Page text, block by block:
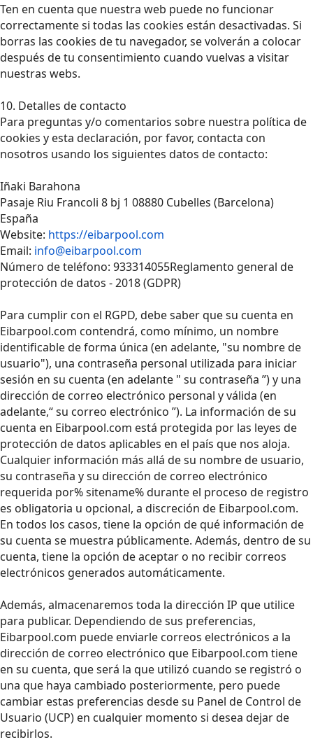
Ten en cuenta que nuestra web puede no funcionar
correctamente si todas las cookies están desactivadas. Si
borras las cookies de tu navegador, se volverán a colocar
después de tu consentimiento cuando vuelvas a visitar
nuestras webs.
10. Detalles de contacto
Para preguntas y/o comentarios sobre nuestra política de
cookies y esta declaración, por favor, contacta con
nosotros usando los siguientes datos de contacto:
Iñaki Barahona
Pasaje Riu Francoli 8 bj 1 08880 Cubelles (Barcelona)
España
Website: https://eibarpool.com
Email: info@eibarpool.com
Número de teléfono: 933314055Reglamento general de
protección de datos - 2018 (GDPR)
Para cumplir con el RGPD, debe saber que su cuenta en
Eibarpool.com contendrá, como mínimo, un nombre
identificable de forma única (en adelante, "su nombre de
usuario"), una contraseña personal utilizada para iniciar
sesión en su cuenta (en adelante " su contraseña ”) y una
dirección de correo electrónico personal y válida (en
adelante,“ su correo electrónico ”). La información de su
cuenta en Eibarpool.com está protegida por las leyes de
protección de datos aplicables en el país que nos aloja.
Cualquier información más allá de su nombre de usuario,
su contraseña y su dirección de correo electrónico
requerida por% sitename% durante el proceso de registro
es obligatoria u opcional, a discreción de Eibarpool.com.
En todos los casos, tiene la opción de qué información de
su cuenta se muestra públicamente. Además, dentro de su
cuenta, tiene la opción de aceptar o no recibir correos
electrónicos generados automáticamente.
Además, almacenaremos toda la dirección IP que utilice
para publicar. Dependiendo de sus preferencias,
Eibarpool.com puede enviarle correos electrónicos a la
dirección de correo electrónico que Eibarpool.com tiene
en su cuenta, que será la que utilizó cuando se registró o
una que haya cambiado posteriormente, pero puede
cambiar estas preferencias desde su Panel de Control de
Usuario (UCP) en cualquier momento si desea dejar de
recibirlos.